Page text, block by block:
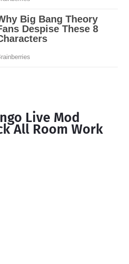
Live Mod
All Room Work